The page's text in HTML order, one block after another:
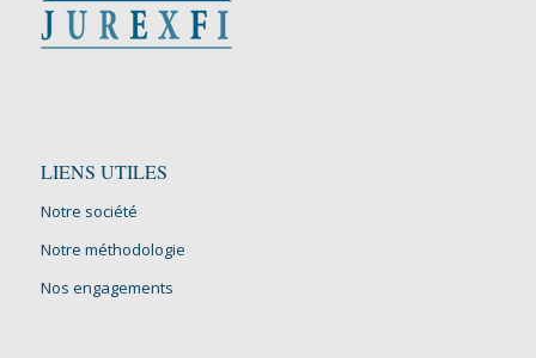
LIENS UTILES
Notre société
Notre méthodologie
Nos engagements